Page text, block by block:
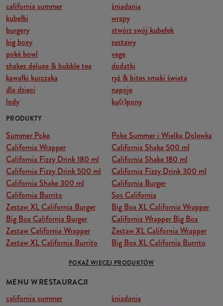
california summer
śniadania
kubełki
wrapy
burgery
stwórz swój kubełek
big boxy
zestawy
poké bowl
vege
shakes deluxe & bubble tea
dodatki
kawałki kurczaka
ryż & bites smaki świata
dla dzieci
napoje
lody
ku(r)pony
PRODUKTY
Summer Poke
Poke Summer i Wielka Dolewka
California Wrapper
California Shake 500 ml
California Fizzy Drink 180 ml
California Shake 180 ml
California Fizzy Drink 500 ml
California Fizzy Drink 300 ml
California Shake 300 ml
California Burger
California Burrito
Sos California
Zestaw XL California Burger
Big Box XL California Wrapper
Big Box California Burger
California Wrapper Big Box
Zestaw California Wrapper
Zestaw XL California Wrapper
Zestaw XL California Burrito
Big Box XL California Burrito
POKAŻ WIĘCEJ PRODUKTÓW
MENU W RESTAURACJI
california summer
śniadania